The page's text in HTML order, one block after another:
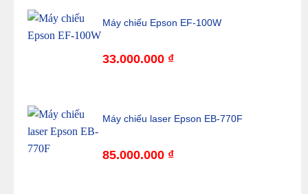
Máy chiếu Epson EF-100W
33.000.000 ₫
Máy chiếu laser Epson EB-770F
85.000.000 ₫